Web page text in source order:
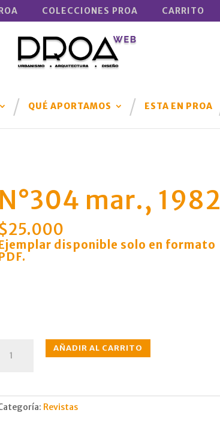
COLECCIONES PROA CARRITO
QUÉ APORTAMOS ESTA EN PROA
N°304 mar., 1982
$25.000
disponible solo en formato
.
mar.,
AÑADIR AL CARRITO
Revistas